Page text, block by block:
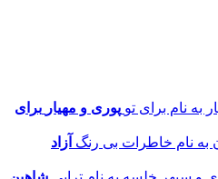
پوری و مهیار برای
آزاد